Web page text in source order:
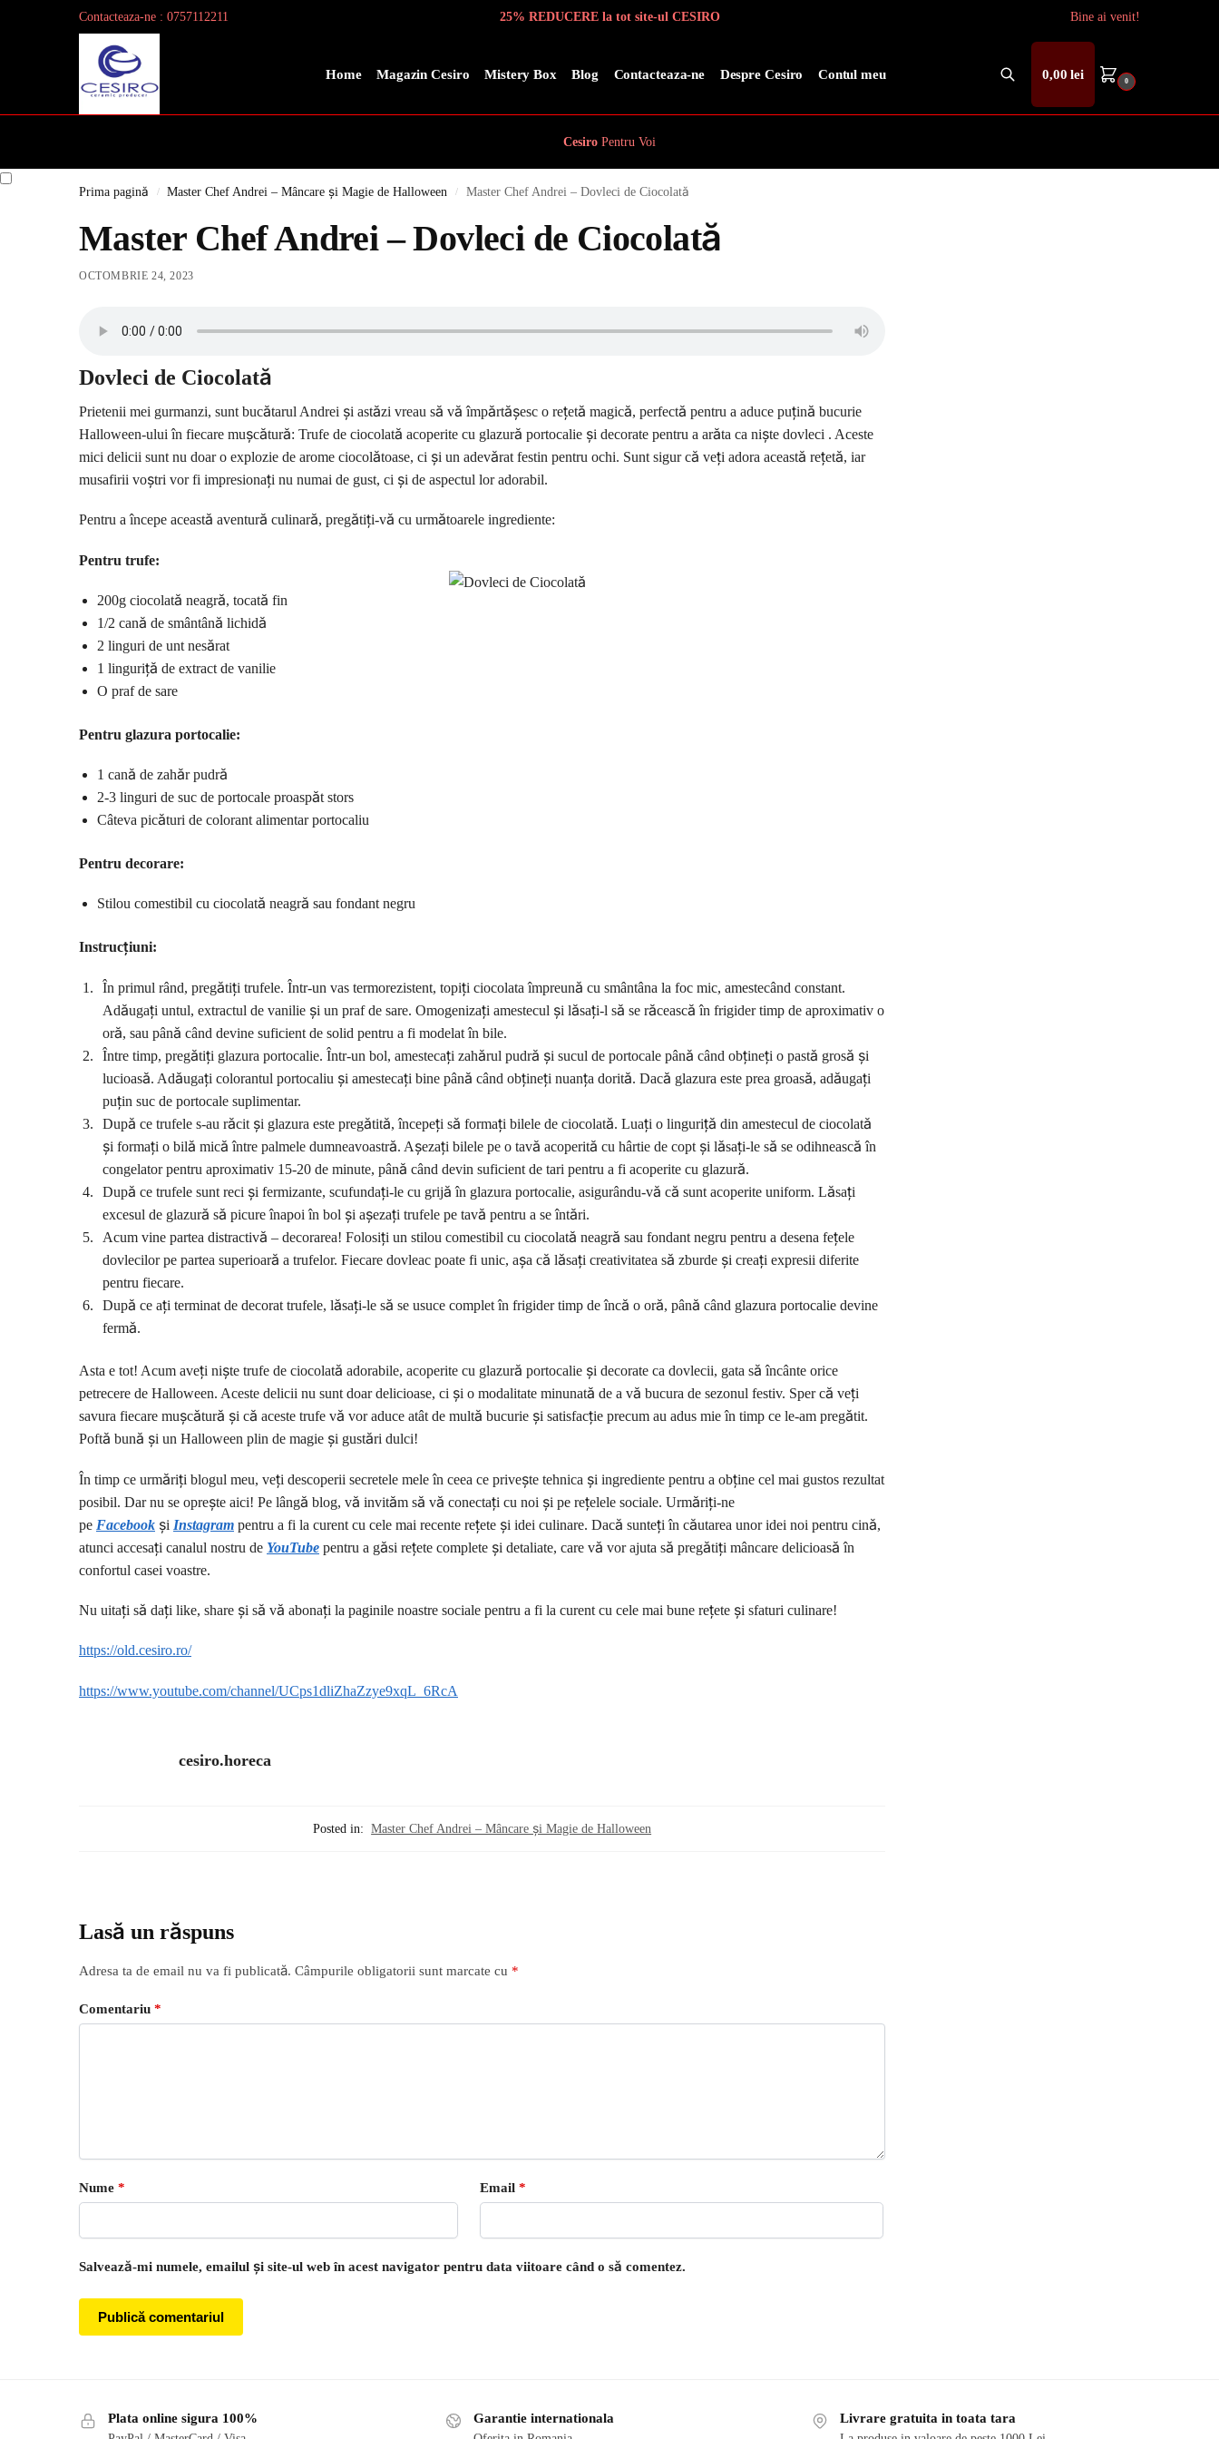
Contacteaza-ne : 0757112211 25% REDUCERE la tot site-ul CESIRO Bine ai venit!
Home Magazin Cesiro Mistery Box Blog Contacteaza-ne Despre Cesiro Contul meu
Search
0,00lei 0
Cesiro Pentru Voi
Prima pagină / Master Chef Andrei – Mâncare și Magie de Halloween / Master Chef Andrei – Dovleci de Ciocolată
Master Chef Andrei – Dovleci de Ciocolată
OCTOMBRIE 24, 2023
Dovleci de Ciocolată
Prietenii mei gurmanzi, sunt bucătarul Andrei și astăzi vreau să vă împărtășesc o rețetă magică, perfectă pentru a aduce puțină bucurie
Halloween-ului în fiecare mușcătură: Trufe de ciocolată acoperite cu glazură portocalie și decorate pentru a arăta ca niște dovleci . Aceste
mici delicii sunt nu doar o explozie de arome ciocolătoase, ci și un adevărat festin pentru ochi. Sunt sigur că veți adora această rețetă, iar
musafirii voștri vor fi impresionați nu numai de gust, ci și de aspectul lor adorabil.
Pentru a începe această aventură culinară, pregătiți-vă cu următoarele ingrediente:
Pentru trufe:
200g ciocolată neagră, tocată fin
1/2 cană de smântână lichidă
2 linguri de unt nesărat
1 linguriță de extract de vanilie
O praf de sare
Pentru glazura portocalie:
1 cană de zahăr pudră
2-3 linguri de suc de portocale proaspăt stors
Câteva picături de colorant alimentar portocaliu
Pentru decorare:
Stilou comestibil cu ciocolată neagră sau fondant negru
Instrucțiuni:
În primul rând, pregătiți trufele. Într-un vas termorezistent, topiți ciocolata împreună cu smântâna la foc mic, amestecând constant.
Adăugați untul, extractul de vanilie și un praf de sare. Omogenizați amestecul și lăsați-l să se răcească în frigider timp de aproximativ o
oră, sau până când devine suficient de solid pentru a fi modelat în bile.
Între timp, pregătiți glazura portocalie. Într-un bol, amestecați zahărul pudră și sucul de portocale până când obțineți o pastă grosă și
lucioasă. Adăugați colorantul portocaliu și amestecați bine până când obțineți nuanța dorită. Dacă glazura este prea groasă, adăugați
puțin suc de portocale suplimentar.
După ce trufele s-au răcit și glazura este pregătită, începeți să formați bilele de ciocolată. Luați o linguriță din amestecul de ciocolată
și formați o bilă mică între palmele dumneavoastră. Așezați bilele pe o tavă acoperită cu hârtie de copt și lăsați-le să se odihnească în
congelator pentru aproximativ 15-20 de minute, până când devin suficient de tari pentru a fi acoperite cu glazură.
După ce trufele sunt reci și fermizante, scufundați-le cu grijă în glazura portocalie, asigurându-vă că sunt acoperite uniform. Lăsați
excesul de glazură să picure înapoi în bol și așezați trufele pe tavă pentru a se întări.
Acum vine partea distractivă – decorarea! Folosiți un stilou comestibil cu ciocolată neagră sau fondant negru pentru a desena fețele
dovlecilor pe partea superioară a trufelor. Fiecare dovleac poate fi unic, așa că lăsați creativitatea să zburde și creați expresii diferite
pentru fiecare.
După ce ați terminat de decorat trufele, lăsați-le să se usuce complet în frigider timp de încă o oră, până când glazura portocalie devine
fermă.
Asta e tot! Acum aveți niște trufe de ciocolată adorabile, acoperite cu glazură portocalie și decorate ca dovlecii, gata să încânte orice
petrecere de Halloween. Aceste delicii nu sunt doar delicioase, ci și o modalitate minunată de a vă bucura de sezonul festiv. Sper că veți
savura fiecare mușcătură și că aceste trufe vă vor aduce atât de multă bucurie și satisfacție precum au adus mie în timp ce le-am pregătit.
Poftă bună și un Halloween plin de magie și gustări dulci!
În timp ce urmăriți blogul meu, veți descoperii secretele mele în ceea ce privește tehnica și ingrediente pentru a obține cel mai gustos rezultat
posibil. Dar nu se oprește aici! Pe lângă blog, vă invităm să vă conectați cu noi și pe rețelele sociale. Urmăriți-ne
pe Facebook și Instagram pentru a fi la curent cu cele mai recente rețete și idei culinare. Dacă sunteți în căutarea unor idei noi pentru cină,
atunci accesați canalul nostru de YouTube pentru a găsi rețete complete și detaliate, care vă vor ajuta să pregătiți mâncare delicioasă în
confortul casei voastre.
Nu uitați să dați like, share și să vă abonați la paginile noastre sociale pentru a fi la curent cu cele mai bune rețete și sfaturi culinare!
https://old.cesiro.ro/
https://www.youtube.com/channel/UCps1dliZhaZzye9xqL_6RcA
cesiro.horeca
Posted in: Master Chef Andrei – Mâncare și Magie de Halloween
Lasă un răspuns
Adresa ta de email nu va fi publicată. Câmpurile obligatorii sunt marcate cu *
Comentariu *
Nume * Email *
Salvează-mi numele, emailul și site-ul web în acest navigator pentru data viitoare când o să comentez.
Plata online sigura 100% Garantie internationala Livrare gratuita in toata tara